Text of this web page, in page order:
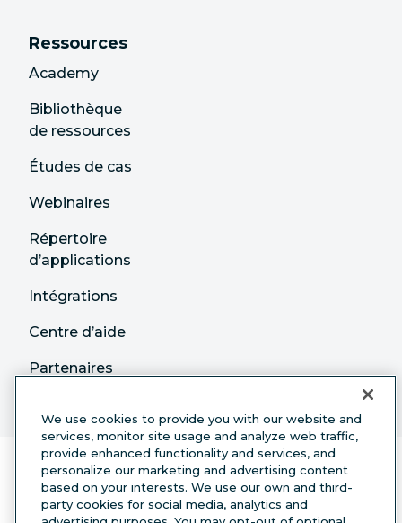
Ressources
Academy
Bibliothèque
de ressources
Études de cas
Webinaires
Répertoire
d’applications
Intégrations
Centre d’aide
Partenaires
We use cookies to provide you with our website and
services, monitor site usage and analyze web traffic,
provide enhanced functionality and services, and
personalize our marketing and advertising content
based on your interests. We use our own and third-
party cookies for social media, analytics and